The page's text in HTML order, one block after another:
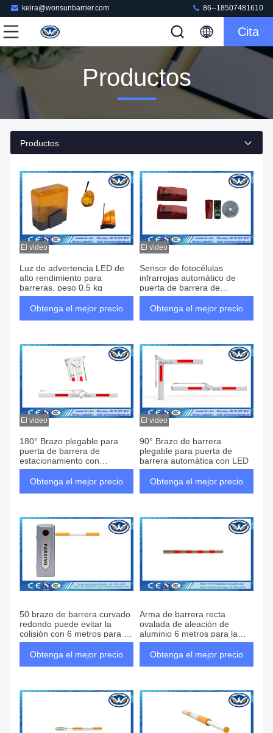
keira@wonsunbarrier.com 86--18507481610
Cita
Productos
Productos
El video
Luz de advertencia LED de
alto rendimiento para
barreras, peso 0.5 kg
Obtenga el mejor precio
El video
Sensor de fotocélulas
infrarrojas automático de
puerta de barrera de
estacionamiento con fuente
de alimentación DC 10.5V-
Obtenga el mejor precio
El video
180° Brazo plegable para
puerta de barrera de
estacionamiento con
aleación de aluminio
Obtenga el mejor precio
El video
90° Brazo de barrera
plegable para puerta de
barrera automática con LED
Obtenga el mejor precio
50 brazo de barrera curvado
redondo puede evitar la
colisión con 6 metros para la
seguridad Puerta de barrera
de boom y puerta de barrera
Obtenga el mejor precio
Arma de barrera recta
ovalada de aleación de
aluminio 6 metros para la
seguridad Puerta de barrera
de boom Puerta de barrera
Obtenga el mejor precio